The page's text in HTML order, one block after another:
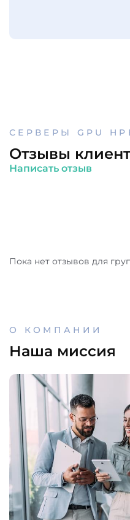
СЕРВЕРЫ GPU
Отзывы
Написать отзыв
Пока нет отзывов для
О КОМПАНИИ
Наша миссия